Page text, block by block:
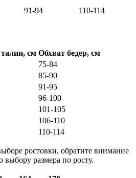
91-94 110-114
см Обхват бедер, см
75-84
85-90
91-95
96-100
101-105
106-110
110-114
ростовки, обратите внимание
размера по росту.